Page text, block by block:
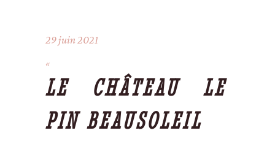
29 juin 2021
LE CHÂTEAU LE
PIN BEAUSOLEIL